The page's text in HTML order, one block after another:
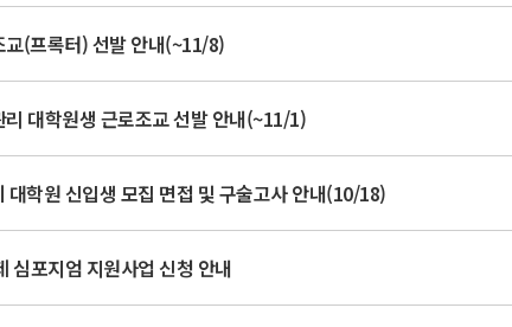
(프록터) 선발 안내(~11/8)
대학원생 근로조교 선발 안내(~11/1)
학원 신입생 모집 면접 및 구술고사 안내(10/18)
심포지엄 지원사업 신청 안내